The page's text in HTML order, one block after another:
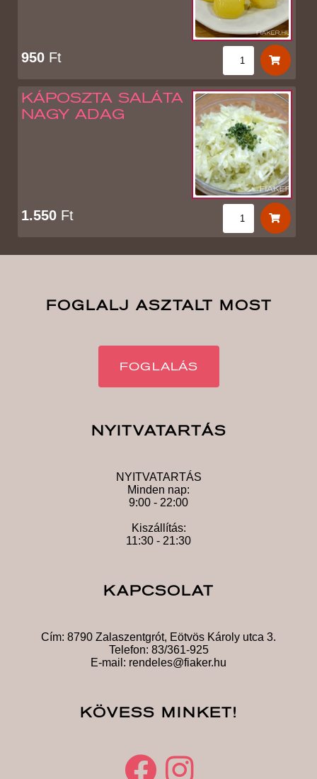
950 Ft
KÁPOSZTA SALÁTA
NAGY ADAG
1.550 Ft
FOGLALJ ASZTALT MOST
FOGLALÁS
NYITVATARTÁS
NYITVATARTÁS
Minden nap:
9:00 - 22:00
Kiszállítás:
11:30 - 21:30
KAPCSOLAT
Cím: 8790 Zalaszentgrót, Eötvös Károly utca 3.
Telefon: 83/361-925
E-mail: rendeles@fiaker.hu
KÖVESS MINKET!